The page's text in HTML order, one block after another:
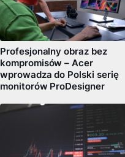
Profesjonalny obraz bez
kompromisów – Acer
wprowadza do Polski serię
monitorów ProDesigner